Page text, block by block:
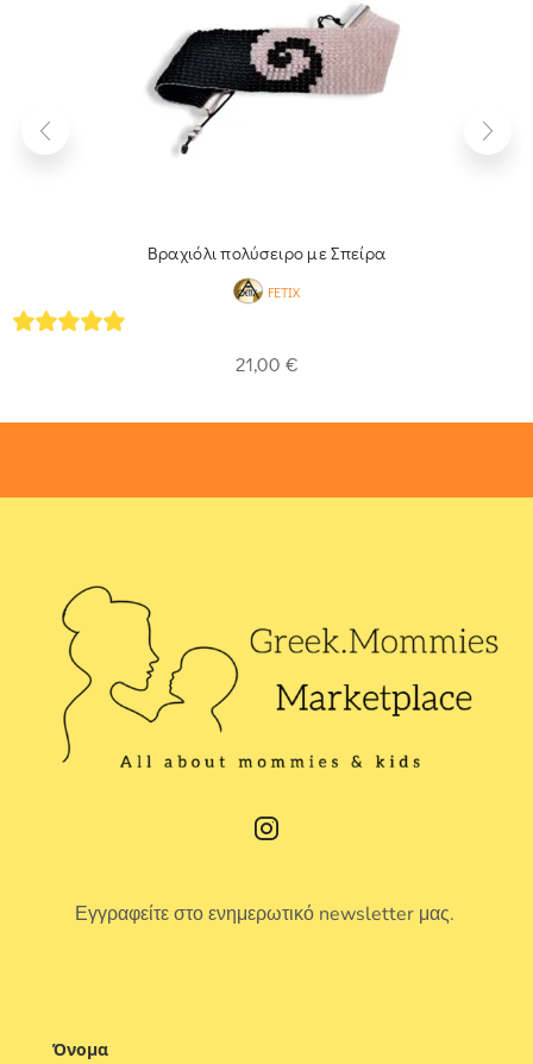
Βραχιόλι πολύσειρο με Σπείρα
FETIX
21,00 €
Εγγραφείτε στο ενημερωτικό newsletter μας.
Όνομα